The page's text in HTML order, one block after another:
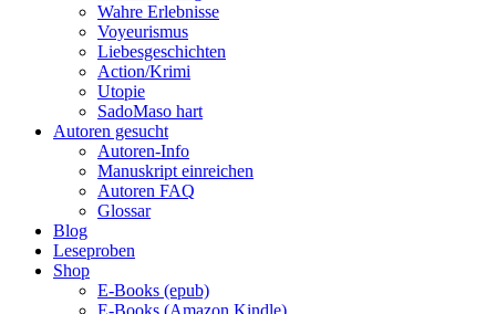
Wahre Erlebnisse
Voyeurismus
Liebesgeschichten
Action/Krimi
Utopie
SadoMaso hart
Autoren gesucht
Autoren-Info
Manuskript einreichen
Autoren FAQ
Glossar
Blog
Leseproben
Shop
E-Books (epub)
E-Books (Amazon Kindle)